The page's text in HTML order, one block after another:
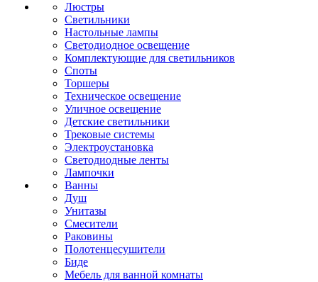
Люстры
Светильники
Настольные лампы
Светодиодное освещение
Комплектующие для светильников
Споты
Торшеры
Техническое освещение
Уличное освещение
Детские светильники
Трековые системы
Электроустановка
Светодиодные ленты
Лампочки
Ванны
Душ
Унитазы
Смесители
Раковины
Полотенцесушители
Биде
Мебель для ванной комнаты